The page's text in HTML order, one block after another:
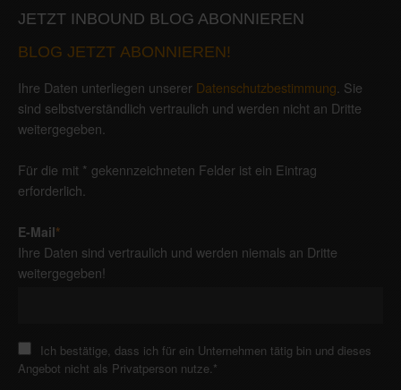
JETZT INBOUND BLOG ABONNIEREN
BLOG JETZT ABONNIEREN!
Ihre Daten unterliegen unserer Datenschutzbestimmung . Sie
sind selbstverständlich vertraulich und werden nicht an Dritte
weitergegeben.
Für die mit * gekennzeichneten Felder ist ein Eintrag
erforderlich.
E-Mail*
Ihre Daten sind vertraulich und werden niemals an Dritte
weitergegeben!
Ich bestätige, dass ich für ein Unternehmen tätig bin und dieses
Angebot nicht als Privatperson nutze. *